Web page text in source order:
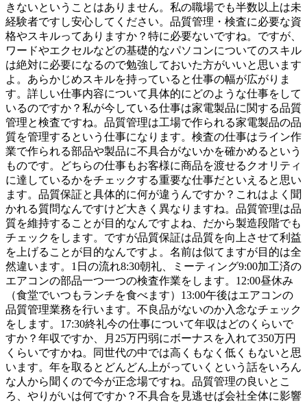
きないということはありません。私の職場でも半数以上は未
経験者ですし安心してください。品質管理・検査に必要な資
格やスキルってありますか？特に必要ないですね。ですが、
ワードやエクセルなどの基礎的なパソコンについてのスキル
は絶対に必要になるので勉強しておいた方がいいと思います
よ。あらかじめスキルを持っていると仕事の幅が広がりま
す。詳しい仕事内容について具体的にどのような仕事をして
いるのですか？私が今している仕事は家電製品に関する品質
管理と検査ですね。品質管理は工場で作られる家電製品の品
質を管理するという仕事になります。検査の仕事はライン作
業で作られる部品や製品に不具合がないかを確かめるという
ものです。どちらの仕事もお客様に商品を渡せるクオリティ
に達しているかをチェックする重要な仕事だといえると思い
ます。品質保証と具体的に何が違うんですか？これはよく聞
かれる質問なんですけど大きく異なりますね。品質管理は品
質を維持することが目的なんですよね、だから製造段階でも
チェックをします。ですが品質保証は品質を向上させて利益
を上げることが目的なんですよ。名前は似てますが目的は全
然違います。1日の流れ8:30朝礼、ミーティング9:00加工済の
エアコンの部品一つ一つの検査作業をします。12:00昼休み
（食堂でいつもランチを食べます）13:00午後はエアコンの
品質管理業務を行います。不良品がないのか入念なチェック
をします。17:30終礼今の仕事について年収はどのくらいで
すか？年収ですか、月25万円弱にボーナスを入れて350万円
くらいですかね。同世代の中では高くもなく低くもないと思
います。年を取るとどんどん上がっていくという話をいろん
な人から聞くので今が正念場ですね。品質管理の良いとこ
ろ、やりがいは何ですか？不具合を見逃せば会社全体に影響